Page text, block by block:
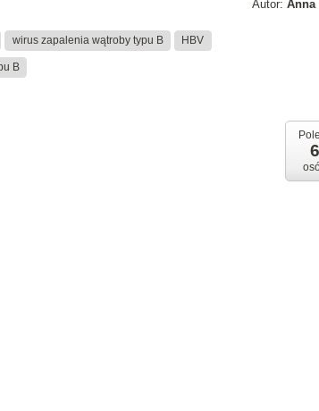
Autor: Anna
wirus zapalenia wątroby typu B HBV
B
6